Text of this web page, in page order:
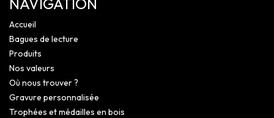
Accueil
Bagues de lecture
Produits
Nos valeurs
Où nous trouver ?
Gravure personnalisée
Trophées et médailles en bois